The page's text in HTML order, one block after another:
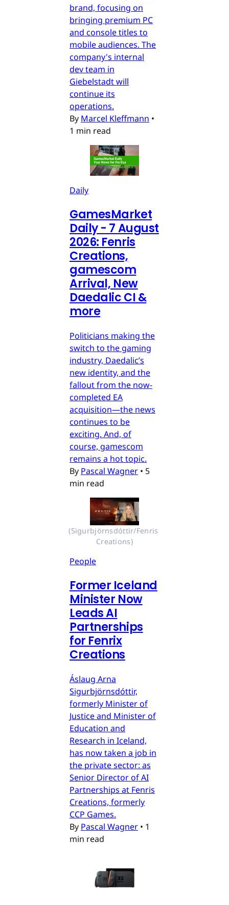
brand, focusing on
bringing premium PC
and console titles to
mobile audiences. The
company's internal
dev team in
Giebelstadt will
continue its
operations.
By Marcel Kleffmann •
1 min read
Daily
GamesMarket
Daily - 7 August
2026: Fenris
Creations,
gamescom
Arrival, New
Daedalic CI &
more
Politicians making the
switch to the gaming
industry, Daedalic’s
new identity, and the
fallout from the now-
completed EA
acquisition—the news
continues to be
exciting. And, of
course, gamescom
remains a hot topic.
By Pascal Wagner • 5
min read
(Sigurbjörnsdóttir/Fenris
Creations)
People
Former Iceland
Minister Now
Leads AI
Partnerships
for Fenrix
Creations
Áslaug Arna
Sigurbjörnsdóttir,
formerly Minister of
Justice and Minister of
Education and
Research in Iceland,
has now taken a job in
the private sector: as
Senior Director of AI
Partnerships at Fenris
Creations, formerly
CCP Games.
By Pascal Wagner • 1
min read